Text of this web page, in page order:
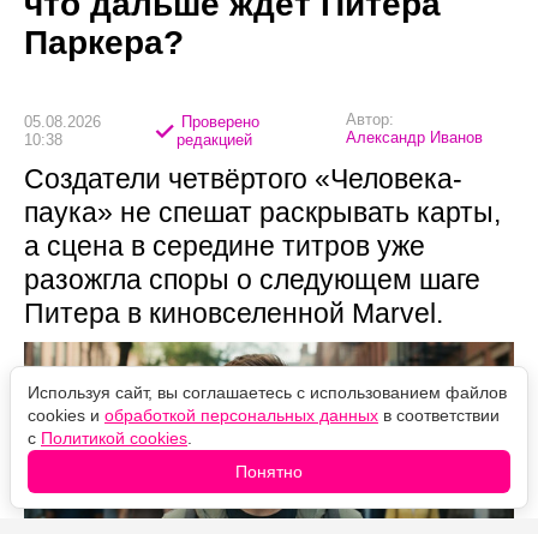
Паркера?
05.08.2026
10:38
Проверено
редакцией
Автор:
Александр Иванов
Создатели четвёртого «Человека-
паука» не спешат раскрывать карты,
а сцена в середине титров уже
разожгла споры о следующем шаге
Питера в киновселенной Marvel.
Используя сайт, вы соглашаетесь с использованием файлов
cookies и обработкой персональных данных в соответствии
с Политикой cookies
Понятно